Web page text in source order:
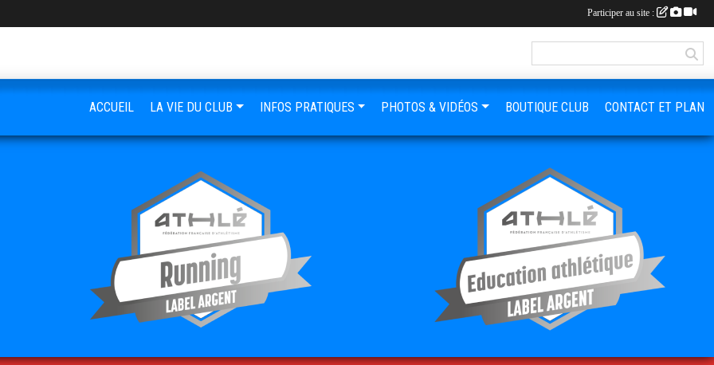
ACCUEIL LA VIE DU CLUB INFOS PRATIQUES PHOTOS & VIDÉOS BOUTIQUE CLUB CONTACT ET PLAN
Participer au site :